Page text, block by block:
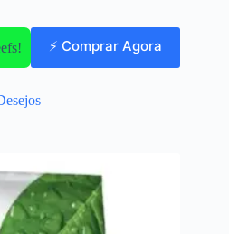
⚡ Comprar Agora